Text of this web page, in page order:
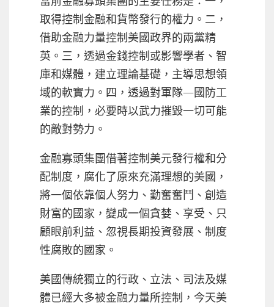
取得控制金融和貨幣發行的權力。二，
借助金融力量控制美國政界的兩黨精
英。三，透過金錢控制或影響學者、智
庫和媒體，建立理論基礎，主導思想領
域的軟實力。四，透過對軍隊—國防工
業的控制，必要時以武力摧毀一切可能
的敵對勢力。
金融寡頭集團借著控制美元發行權和分
配制度，腐化了原來充滿理想的美國，
將一個依靠個人努力、勤奮奮鬥、創造
財富的國家，變成一個貪婪、享受、只
顧眼前利益、忽視長期投資發展、制度
性腐敗的國家。
美國傳統獨立的行政、立法、司法及媒
體已經大多被金融力量所控制，今天美